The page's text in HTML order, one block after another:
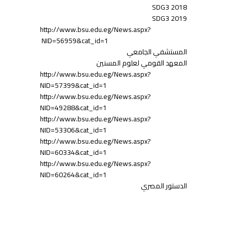
SDG3 2018
SDG3 2019
http://www.bsu.edu.eg/News.aspx?
NID=56959&cat_id=1
المستشفي الجامعي
المعهد القومي لعلوم المسنين
http://www.bsu.edu.eg/News.aspx?
NID=57399&cat_id=1
http://www.bsu.edu.eg/News.aspx?
NID=49288&cat_id=1
http://www.bsu.edu.eg/News.aspx?
NID=53306&cat_id=1
http://www.bsu.edu.eg/News.aspx?
NID=60334&cat_id=1
http://www.bsu.edu.eg/News.aspx?
NID=60264&cat_id=1
الدستور المصري